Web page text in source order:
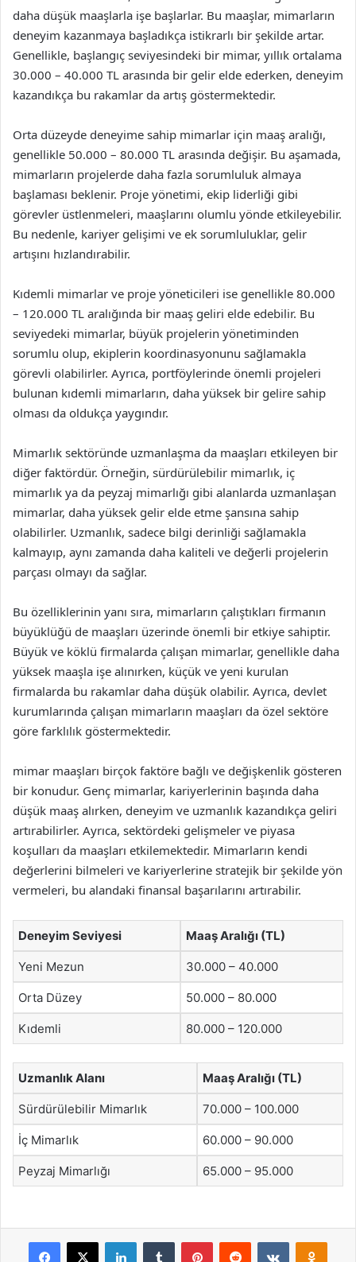
daha düşük maaşlarla işe başlarlar. Bu maaşlar, mimarların
deneyim kazanmaya başladıkça istikrarlı bir şekilde artar.
Genellikle, başlangıç seviyesindeki bir mimar, yıllık ortalama
30.000 – 40.000 TL arasında bir gelir elde ederken, deneyim
kazandıkça bu rakamlar da artış göstermektedir.
Orta düzeyde deneyime sahip mimarlar için maaş aralığı,
genellikle 50.000 – 80.000 TL arasında değişir. Bu aşamada,
mimarların projelerde daha fazla sorumluluk almaya
başlaması beklenir. Proje yönetimi, ekip liderliği gibi
görevler üstlenmeleri, maaşlarını olumlu yönde etkileyebilir.
Bu nedenle, kariyer gelişimi ve ek sorumluluklar, gelir
artışını hızlandırabilir.
Kıdemli mimarlar ve proje yöneticileri ise genellikle 80.000
– 120.000 TL aralığında bir maaş geliri elde edebilir. Bu
seviyedeki mimarlar, büyük projelerin yönetiminden
sorumlu olup, ekiplerin koordinasyonunu sağlamakla
görevli olabilirler. Ayrıca, portföylerinde önemli projeleri
bulunan kıdemli mimarların, daha yüksek bir gelire sahip
olması da oldukça yaygındır.
Mimarlık sektöründe uzmanlaşma da maaşları etkileyen bir
diğer faktördür. Örneğin, sürdürülebilir mimarlık, iç
mimarlık ya da peyzaj mimarlığı gibi alanlarda uzmanlaşan
mimarlar, daha yüksek gelir elde etme şansına sahip
olabilirler. Uzmanlık, sadece bilgi derinliği sağlamakla
kalmayıp, aynı zamanda daha kaliteli ve değerli projelerin
parçası olmayı da sağlar.
Bu özelliklerinin yanı sıra, mimarların çalıştıkları firmanın
büyüklüğü de maaşları üzerinde önemli bir etkiye sahiptir.
Büyük ve köklü firmalarda çalışan mimarlar, genellikle daha
yüksek maaşla işe alınırken, küçük ve yeni kurulan
firmalarda bu rakamlar daha düşük olabilir. Ayrıca, devlet
kurumlarında çalışan mimarların maaşları da özel sektöre
göre farklılık göstermektedir.
mimar maaşları birçok faktöre bağlı ve değişkenlik gösteren
bir konudur. Genç mimarlar, kariyerlerinin başında daha
düşük maaş alırken, deneyim ve uzmanlık kazandıkça geliri
artırabilirler. Ayrıca, sektördeki gelişmeler ve piyasa
koşulları da maaşları etkilemektedir. Mimarların kendi
değerlerini bilmeleri ve kariyerlerine stratejik bir şekilde yön
vermeleri, bu alandaki finansal başarılarını artırabilir.
Deneyim Seviyesi Maaş Aralığı (TL)
Yeni Mezun 30.000 – 40.000
Orta Düzey 50.000 – 80.000
Kıdemli 80.000 – 120.000
Uzmanlık Alanı Maaş Aralığı (TL)
Sürdürülebilir Mimarlık 70.000 – 100.000
İç Mimarlık 60.000 – 90.000
Peyzaj Mimarlığı 65.000 – 95.000
Facebook
X LinkedInTumblr PinterestReddit VKontakte